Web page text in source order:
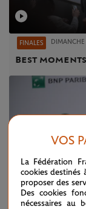
FINALES
Best
VOS
La Fédération
cookies
proposer des
Des cookies
nécessaires au